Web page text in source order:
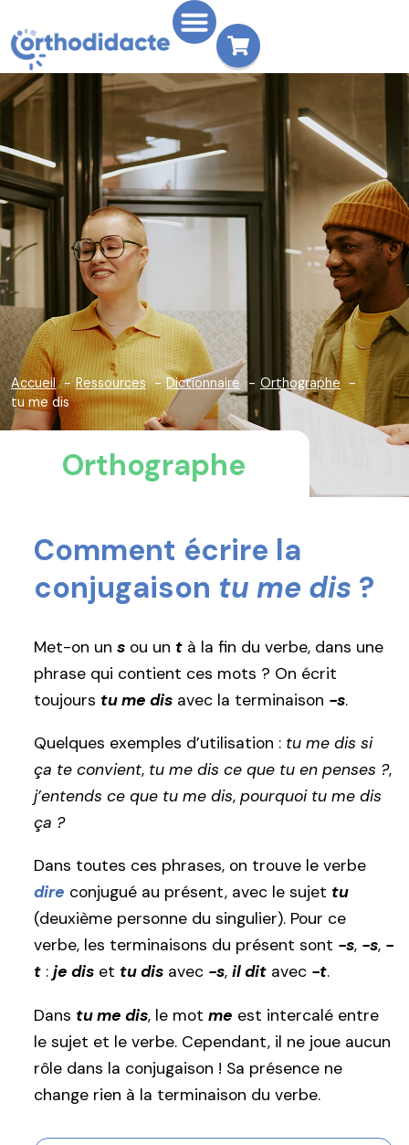
Accueil Ressources Dictionnaire
Orthographe
tu me dis
Orthographe
Comment écrire la
conjugaison tu me dis ?
Met-on un s ou un t à la fin du verbe, dans une
phrase qui contient ces mots ? On écrit
toujours tu me dis avec la terminaison -s.
Quelques exemples d’utilisation : tu me dis si
ça te convient, tu me dis ce que tu en penses ?,
j’entends ce que tu me dis, pourquoi tu me dis
ça ?
Dans toutes ces phrases, on trouve le verbe
dire conjugué au présent, avec le sujet tu
(deuxième personne du singulier). Pour ce
verbe, les terminaisons du présent sont -s, -s, -
t : je dis et tu dis avec -s, il dit avec -t.
Dans tu me dis, le mot me est intercalé entre
le sujet et le verbe. Cependant, il ne joue aucun
rôle dans la conjugaison ! Sa présence ne
change rien à la terminaison du verbe.